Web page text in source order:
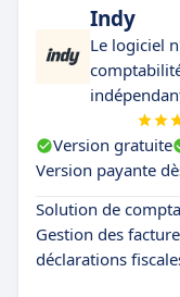
Indy
Le logiciel
Version gratuite
Version payante
Solution de
Gestion des
déclarations